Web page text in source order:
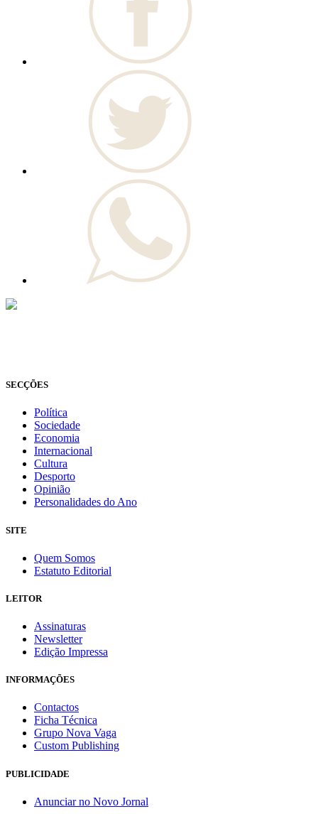
SECÇÕES
Política
Sociedade
Economia
Internacional
Cultura
Desporto
Opinião
Personalidades do Ano
SITE
Quem Somos
Estatuto Editorial
LEITOR
Assinaturas
Newsletter
Edição Impressa
INFORMAÇÕES
Contactos
Ficha Técnica
Grupo Nova Vaga
Custom Publishing
PUBLICIDADE
Anunciar no Novo Jornal